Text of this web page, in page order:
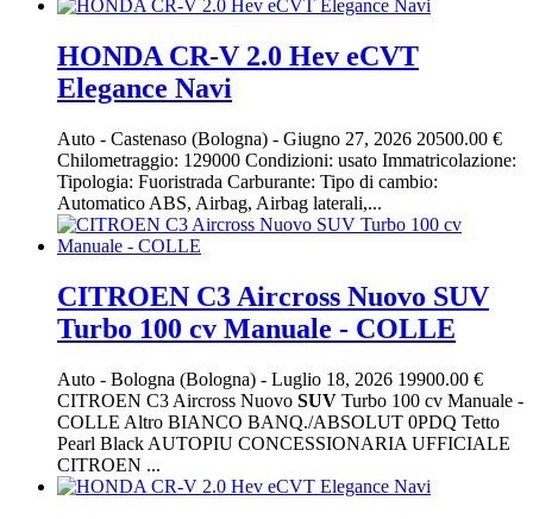
HONDA CR-V 2.0 Hev eCVT
Elegance Navi
Auto - Castenaso (Bologna) - Giugno 27, 2026 20500.00 €
Chilometraggio: 129000 Condizioni: usato Immatricolazione:
Tipologia: Fuoristrada Carburante: Tipo di cambio:
Automatico ABS, Airbag, Airbag laterali,...
CITROEN C3 Aircross Nuovo SUV
Turbo 100 cv Manuale - COLLE
Auto - Bologna (Bologna) - Luglio 18, 2026 19900.00 €
CITROEN C3 Aircross Nuovo SUV Turbo 100 cv Manuale -
COLLE Altro BIANCO BANQ./ABSOLUT 0PDQ Tetto
Pearl Black AUTOPIU CONCESSIONARIA UFFICIALE
CITROEN ...